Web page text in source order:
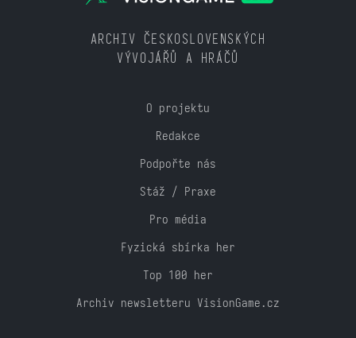
ARCHIV ČESKOSLOVENSKÝCH
VÝVOJÁŘŮ A HRÁČŮ
O projektu
Redakce
Podpořte nás
Stáž / Praxe
Pro média
Fyzická sbírka her
Top 100 her
Archiv newsletteru VisionGame.cz